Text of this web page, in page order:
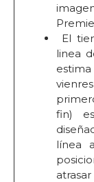
El
linea
fin)
línea